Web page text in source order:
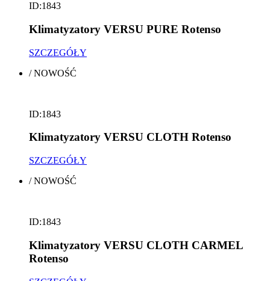
ID:1843
Klimatyzatory VERSU PURE Rotenso
SZCZEGÓŁY
/NOWOŚĆ
ID:1843
Klimatyzatory VERSU CLOTH Rotenso
SZCZEGÓŁY
/NOWOŚĆ
ID:1843
Klimatyzatory VERSU CLOTH CARMEL
Rotenso